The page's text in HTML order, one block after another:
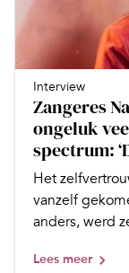
Interview
Zangeres
ongeluk
spectrum:
Het
vanzelf
anders, werd
Lees meer